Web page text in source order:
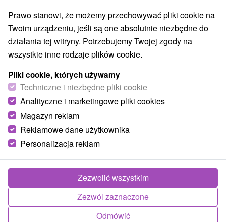
Tor bobslejowy Koszyce - Kavečany
Košice - Kavečany
Długość: 800 m Wysokość: 498 m nad poziomem morza
Obiekty sportowo-rekreacyjne dla młodszych i starszych.
Posiada 9 zakrętów, 3 tunele,...
POKAZ
Prawo stanowi, że możemy przechowywać pliki cookie na
Twoim urządzeniu, jeśli są one absolutnie niezbędne do
działania tej witryny. Potrzebujemy Twojej zgody na
wszystkie inne rodzaje plików cookie.
Pliki cookie, których używamy
Techniczne i niezbędne pliki cookie
Analityczne i marketingowe pliki cookies
Magazyn reklam
Reklamowe dane użytkownika
Personalizacja reklam
Odmówić
Zezwól zaznaczone
Zezwolić wszystkim